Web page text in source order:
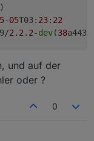
-05T03: 23: 22
2.2 . 2-dev(38
und auf der
oder ?
0